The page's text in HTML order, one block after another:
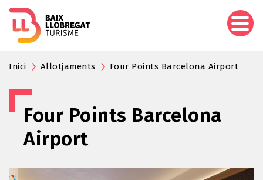
Inici Allotjaments Four Points Barcelona Airport
Four Points Barcelona
Airport